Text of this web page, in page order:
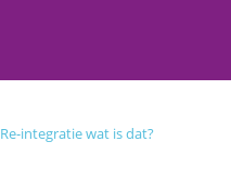
Re-integratie wat is dat?